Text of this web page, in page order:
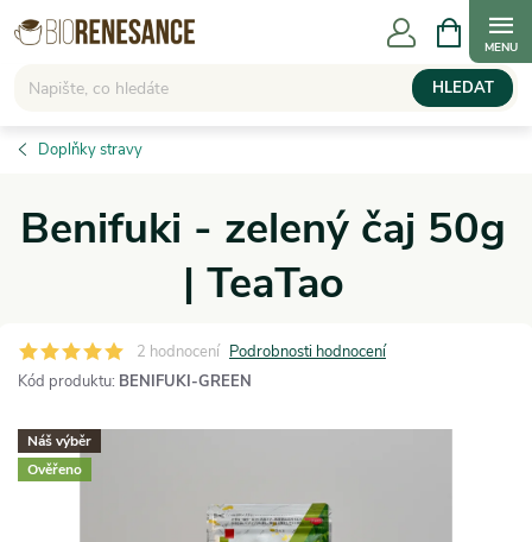
Přejít
na
HLEDAT
NÁKUPNÍ
KOŠÍK
Doplňky stravy
Benifuki - zelený čaj 50g
| TeaTao
2 hodnocení Podrobnosti hodnocení
Kód produktu: BENIFUKI-GREEN
Náš výběr
Ověřeno